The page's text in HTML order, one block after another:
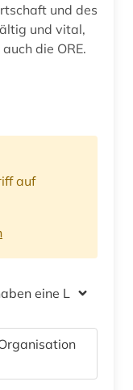
und des
und vital,
die ORE.
auf
eine Lizenz